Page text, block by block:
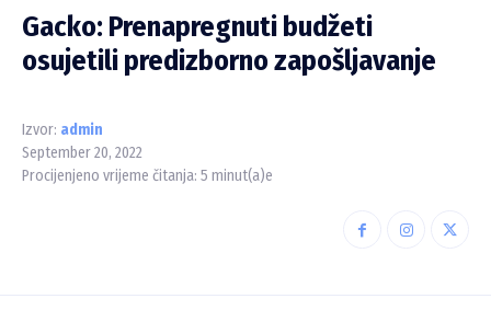
Gacko: Prenapregnuti budžeti
osujetili predizborno zapošljavanje
Izvor: admin
September 20, 2022
Procijenjeno vrijeme čitanja: 5 minut(a)e